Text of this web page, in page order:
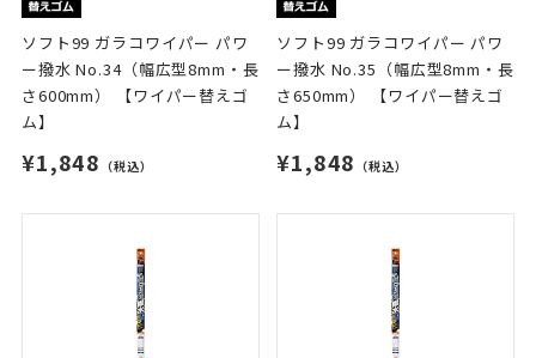
ソフト99 ガラコワイパー パワ
ー撥水 No.34（幅広型8mm・長
さ600mm） 【ワイパー替えゴ
ム】
¥1,848 （税込）
ソフト99 ガラコワイパー パワ
ー撥水 No.35（幅広型8mm・長
さ650mm） 【ワイパー替えゴ
ム】
¥1,848 （税込）